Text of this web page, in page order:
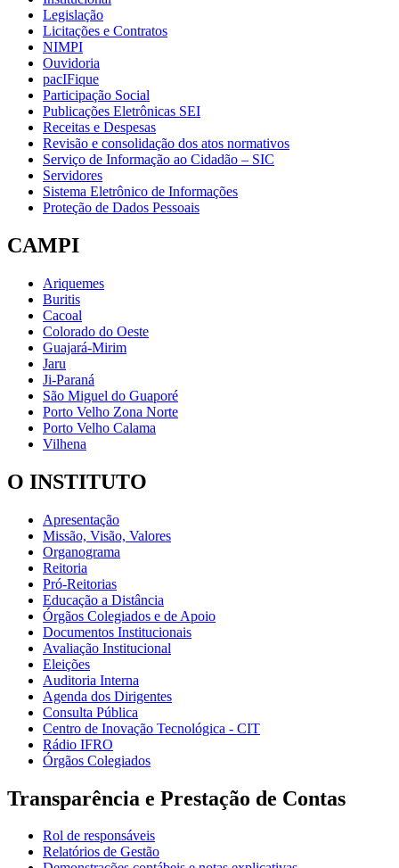
Legislação
Licitações e Contratos
NIMPI
Ouvidoria
pacIFique
Participação Social
Publicações Eletrônicas SEI
Receitas e Despesas
Revisão e consolidação dos atos normativos
Serviço de Informação ao Cidadão – SIC
Servidores
Sistema Eletrônico de Informações
Proteção de Dados Pessoais
CAMPI
Ariquemes
Buritis
Cacoal
Colorado do Oeste
Guajará-Mirim
Jaru
Ji-Paraná
São Miguel do Guaporé
Porto Velho Zona Norte
Porto Velho Calama
Vilhena
O INSTITUTO
Apresentação
Missão, Visão, Valores
Organograma
Reitoria
Pró-Reitorias
Educação a Distância
Órgãos Colegiados e de Apoio
Documentos Institucionais
Avaliação Institucional
Eleições
Auditoria Interna
Agenda dos Dirigentes
Consulta Pública
Centro de Inovação Tecnológica - CIT
Rádio IFRO
Órgãos Colegiados
Transparência e Prestação de Contas
Rol de responsáveis
Relatórios de Gestão